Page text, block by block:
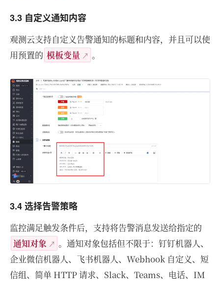
3.3 自定义通知内容
观测云支持自定义告警通知的标题和内容，并且可以使
用预置的 模板变量 。
3.4 选择告警策略
监控满足触发条件后，支持将告警消息发送给指定的
通知对象
。通知对象包括但不限于：钉钉机器人、
企业微信机器人、飞书机器人、Webhook 自定义、短
信组、简单 HTTP 请求、Slack、Teams、电话、IM